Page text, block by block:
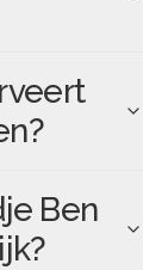
?
Ben